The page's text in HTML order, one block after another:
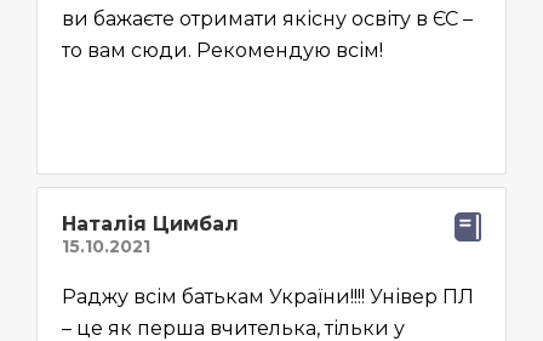
ви бажаєте отримати якісну освіту в ЄС –
то вам сюди. Рекомендую всім!
Наталія Цимбал
Раджу всім батькам України!!!! Універ ПЛ
– це як перша вчителька, тільки у